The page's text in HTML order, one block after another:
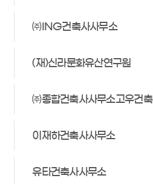
㈜ING건축사사무소
(재)신라문화유산연구원
㈜종합건축사사무소고우건축
이재하건축사사무소
유타건축사사무소